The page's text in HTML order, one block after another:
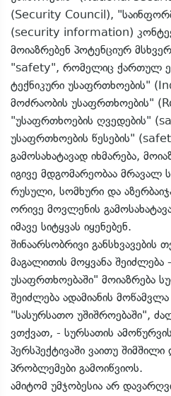
(Security Council),
(security information)
მოიაზრებენ პოტენციურ
"safety", რომელიც ქართულ
ტექნიკური უსაფრთხოების"
მოძრაობის უსაფრთხოების"
"უსაფრთხოების ღვედების"
უსაფრთხოების წესების"
გამოსახატავად იხმარება,
იგივე მდგომარეობაა მრავალ
რუსული, სომხური და
ორივე მოვლენის
იმავე სიტყვას იყენებენ.
შინაარსობრივი განსხვავების
მაგალითის მოყვანა
უსაფრთხოებაში" მოიაზრება
შეიძლება ადამიანის
"სასურსათო უშიშროებაში",
ვთქვათ, - სურსათის
პერსპექტივაში ვაითუ
პრობლემები გამოიწვიოს.
ამიტომ უმჯობესია არ